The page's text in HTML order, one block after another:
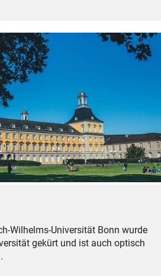
Wilhelms-Universität Bonn wurde
gekürt und ist auch optisch